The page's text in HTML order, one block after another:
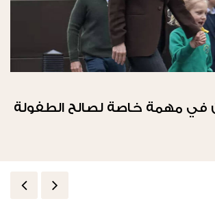
في مهمة خاصة لصالح الطفولة